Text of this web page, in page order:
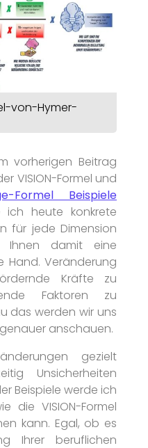
von-Hymer-
vorherigen Beitrag
VISION-Formel und
Formel Beispiele
ich heute konkrete
für jede Dimension
damit eine
Hand. Veränderung
Kräfte zu
Faktoren zu
das werden wir uns
anschauen.
gezielt
Unsicherheiten
Beispiele werde ich
die VISION-Formel
kann. Egal, ob es
Ihrer beruflichen